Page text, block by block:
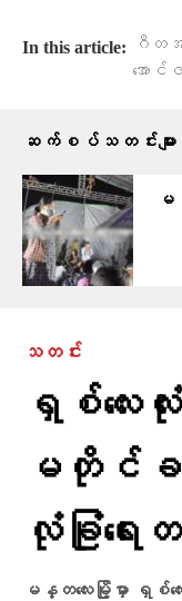
In this article: ဂီတ
အော
ဆက်စပ်သတင်းများ
သတင်း
ရှစ်လေ
မတိုင်ခ
လုံခြုံရေ
မန္တလေးမြို့မှာ ရှစ်